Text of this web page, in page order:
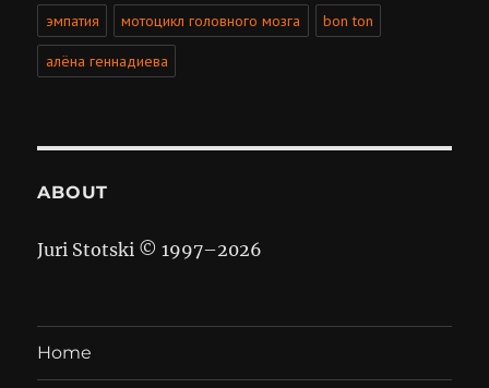
эмпатия мотоцикл головного мозга bon ton
алёна геннадиева
ABOUT
Juri Stotski © 1997–2026
Home